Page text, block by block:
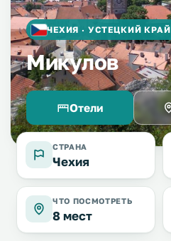
ЧЕХИЯ · УСТЕЦКИЙ КРАЙ
Микулов
Отели
СТРАНА
Чехия
ЧТО ПОСМОТРЕТЬ
8 мест